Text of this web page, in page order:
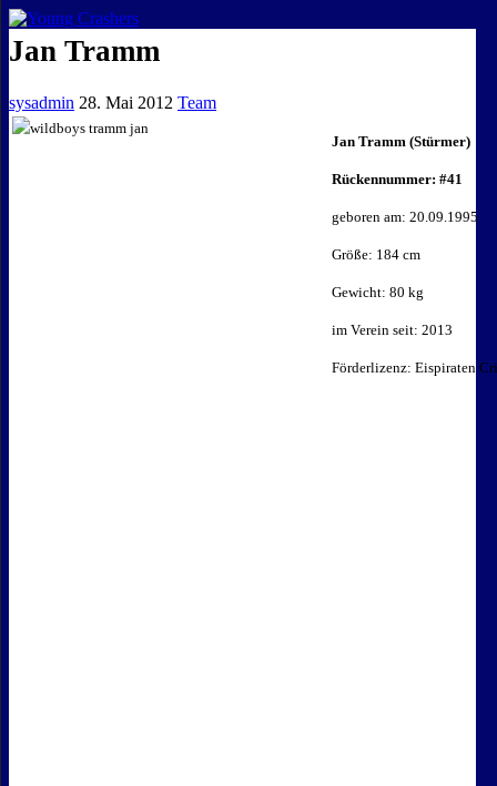
EISKALTE LEIDENSCHAFT
Jan Tramm
sysadmin 28. Mai 2012 Team
Jan Tramm (Stürmer)
Rückennummer: #41
geboren am: 20.09.1995
Größe: 184 cm
Gewicht: 80 kg
im Verein seit: 2013
Förderlizenz: Eispiraten